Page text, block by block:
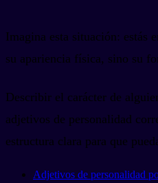
Imagina esta situación: estás
su apariencia física, sino su
Describir el carácter de
adjetivos de personalidad
estructura clara para que
Adjetivos de personalidad